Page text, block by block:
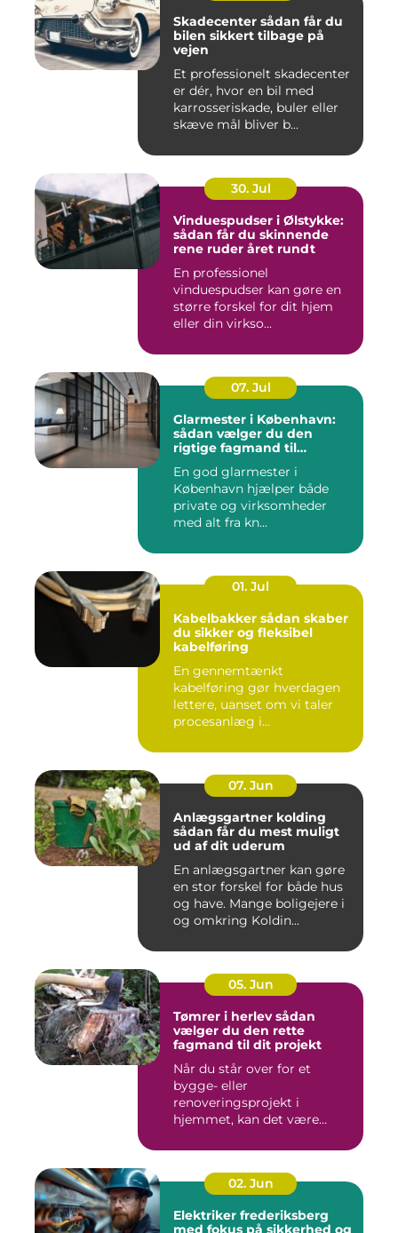
Skadecenter sådan får du
bilen sikkert tilbage på
vejen
Et professionelt skadecenter
er dér, hvor en bil med
karrosseriskade, buler eller
skæve mål bliver b...
30. Jul
Vinduespudser i Ølstykke:
sådan får du skinnende
rene ruder året rundt
En professionel
vinduespudser kan gøre en
større forskel for dit hjem
eller din virkso...
07. Jul
Glarmester i København:
sådan vælger du den
rigtige fagmand til
En god glarmester i
København hjælper både
private og virksomheder
med alt fra kn...
01. Jul
Kabelbakker sådan skaber
du sikker og fleksibel
kabelføring
En gennemtænkt
kabelføring gør hverdagen
lettere, uanset om vi taler
procesanlæg i
07. Jun
Anlægsgartner kolding
sådan får du mest muligt
ud af dit uderum
En anlægsgartner kan gøre
en stor forskel for både hus
og have. Mange boligejere i
og omkring Koldin...
05. Jun
Tømrer i herlev sådan
vælger du den rette
fagmand til dit projekt
Når du står over for et
bygge- eller
renoveringsprojekt i
hjemmet, kan det være
02. Jun
Elektriker frederiksberg
med fokus på sikkerhed og